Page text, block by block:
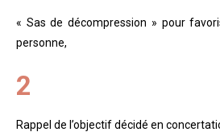
« Sas de décompression » pour
personne,
2
Rappel de l’objectif décidé en